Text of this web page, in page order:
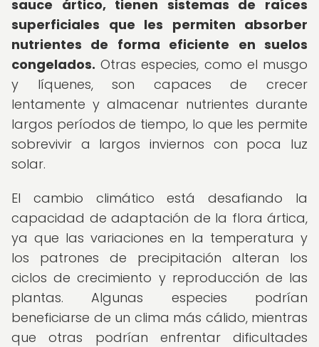
sauce ártico, tienen sistemas de raíces
superficiales que les permiten absorber
nutrientes de forma eficiente en suelos
congelados. Otras especies, como el musgo
y líquenes, son capaces de crecer
lentamente y almacenar nutrientes durante
largos períodos de tiempo, lo que les permite
sobrevivir a largos inviernos con poca luz
solar.
El cambio climático está desafiando la
capacidad de adaptación de la flora ártica,
ya que las variaciones en la temperatura y
los patrones de precipitación alteran los
ciclos de crecimiento y reproducción de las
plantas. Algunas especies podrían
beneficiarse de un clima más cálido, mientras
que otras podrían enfrentar dificultades